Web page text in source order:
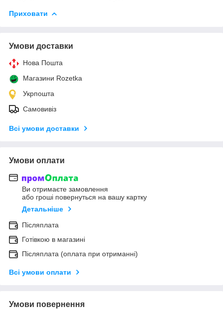
Приховати
Умови доставки
Нова Пошта
Магазини Rozetka
Укрпошта
Самовивіз
Всі умови доставки
Умови оплати
Ви отримаєте замовлення
або гроші повернуться на вашу картку
Детальніше
Післяплата
Готівкою в магазині
Післяплата (оплата при отриманні)
Всі умови оплати
Умови повернення